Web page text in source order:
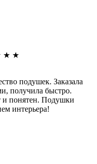
★ ★
подушек. Заказала
получила быстро.
и понятен. Подушки
интерьера!